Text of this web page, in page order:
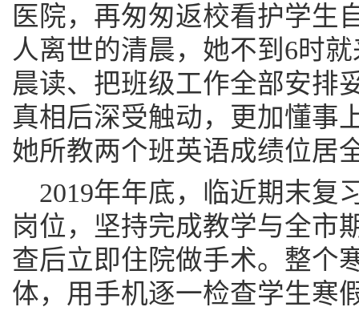
医院，再匆匆返校看护学生
人离世的清晨，她不到6时
晨读、把班级工作全部安排
真相后深受触动，更加懂事
她所教两个班英语成绩位居
2019年年底，临近期末复
岗位，坚持完成教学与全市
查后立即住院做手术。整个
体，用手机逐一检查学生寒